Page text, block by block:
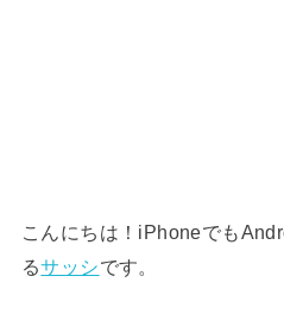
こんにちは！iPhoneでも
るサッシです。